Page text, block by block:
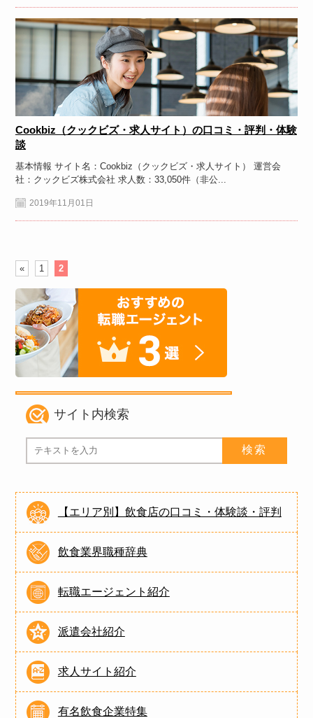
Cookbiz（クックビズ・求人サイト）の口コミ・評判・体験
談
基本情報 サイト名：Cookbiz（クックビズ・求人サイト） 運営会
社：クックビズ株式会社 求人数：33,050件（非公...
2019年11月01日
« 1 2
サイト内検索
【エリア別】飲食店の口コミ・体験談・評判
飲食業界職種辞典
転職エージェント紹介
派遣会社紹介
求人サイト紹介
有名飲食企業特集